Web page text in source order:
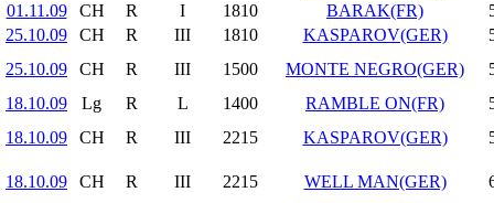
01.11.09
CH R I 1810 BARAK(FR)
25.10.09
CH R III 1810 KASPAROV(GER)
25.10.09
CH R III 1500 MONTE NEGRO(GER)
18.10.09
Lg R L 1400 RAMBLE ON(FR)
18.10.09
CH R III 2215 KASPAROV(GER)
18.10.09 CH R III 2215 WELL MAN(GER)